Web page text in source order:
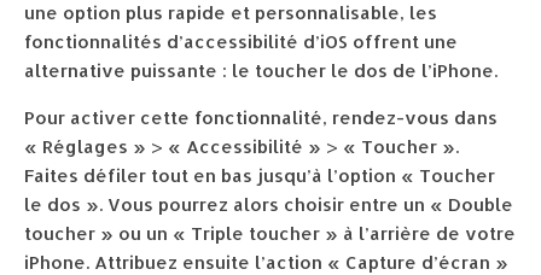
une option plus rapide et personnalisable, les
fonctionnalités d’accessibilité d’iOS offrent une
alternative puissante : le toucher le dos de l’iPhone.
Pour activer cette fonctionnalité, rendez-vous dans
« Réglages » > « Accessibilité » > « Toucher ».
Faites défiler tout en bas jusqu’à l’option « Toucher
le dos ». Vous pourrez alors choisir entre un « Double
toucher » ou un « Triple toucher » à l’arrière de votre
iPhone. Attribuez ensuite l’action « Capture d’écran »